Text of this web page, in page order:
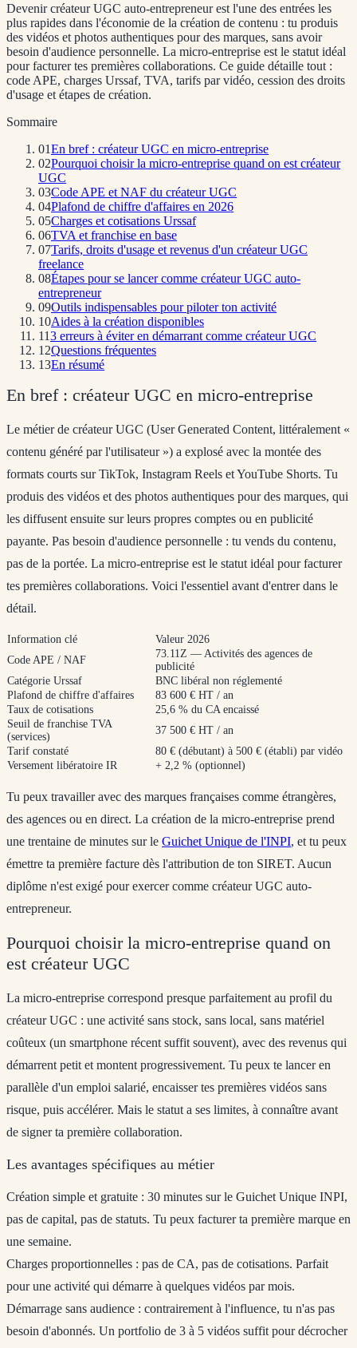
Devenir créateur UGC auto-entrepreneur est l'une des entrées les
plus rapides dans l'économie de la création de contenu : tu produis
des vidéos et photos authentiques pour des marques, sans avoir
besoin d'audience personnelle. La micro-entreprise est le statut idéal
pour facturer tes premières collaborations. Ce guide détaille tout :
code APE, charges Urssaf, TVA, tarifs par vidéo, cession des droits
d'usage et étapes de création.
Sommaire
01En bref : créateur UGC en micro-entreprise
02Pourquoi choisir la micro-entreprise quand on est créateur
UGC
03Code APE et NAF du créateur UGC
04Plafond de chiffre d'affaires en 2026
05Charges et cotisations Urssaf
06TVA et franchise en base
07Tarifs, droits d'usage et revenus d'un créateur UGC
freelance
08Étapes pour se lancer comme créateur UGC auto-
entrepreneur
09Outils indispensables pour piloter ton activité
10Aides à la création disponibles
113 erreurs à éviter en démarrant comme créateur UGC
12Questions fréquentes
13En résumé
En bref : créateur UGC en micro-entreprise
Le métier de créateur UGC (User Generated Content, littéralement «
contenu généré par l'utilisateur ») a explosé avec la montée des
formats courts sur TikTok, Instagram Reels et YouTube Shorts. Tu
produis des vidéos et des photos authentiques pour des marques, qui
les diffusent ensuite sur leurs propres comptes ou en publicité
payante. Pas besoin d'audience personnelle : tu vends du contenu,
pas de la portée. La micro-entreprise est le statut idéal pour facturer
tes premières collaborations. Voici l'essentiel avant d'entrer dans le
détail.
Information clé
Valeur 2026
Code APE / NAF
73.11Z — Activités des agences de
publicité
Catégorie Urssaf
BNC libéral non réglementé
Plafond de chiffre d'affaires
83 600 € HT / an
Taux de cotisations
25,6 % du CA encaissé
Seuil de franchise TVA
(services)
37 500 € HT / an
Tarif constaté
80 € (débutant) à 500 € (établi) par vidéo
Versement libératoire IR
+ 2,2 % (optionnel)
Tu peux travailler avec des marques françaises comme étrangères,
des agences ou en direct. La création de la micro-entreprise prend
une trentaine de minutes sur le Guichet Unique de l'INPI, et tu peux
émettre ta première facture dès l'attribution de ton SIRET. Aucun
diplôme n'est exigé pour exercer comme créateur UGC auto-
entrepreneur.
Pourquoi choisir la micro-entreprise quand on
est créateur UGC
La micro-entreprise correspond presque parfaitement au profil du
créateur UGC : une activité sans stock, sans local, sans matériel
coûteux (un smartphone récent suffit souvent), avec des revenus qui
démarrent petit et montent progressivement. Tu peux te lancer en
parallèle d'un emploi salarié, encaisser tes premières vidéos sans
risque, puis accélérer. Mais le statut a ses limites, à connaître avant
de signer ta première collaboration.
Les avantages spécifiques au métier
Création simple et gratuite : 30 minutes sur le Guichet Unique INPI,
pas de capital, pas de statuts. Tu peux facturer ta première marque en
une semaine.
Charges proportionnelles : pas de CA, pas de cotisations. Parfait
pour une activité qui démarre à quelques vidéos par mois.
Démarrage sans audience : contrairement à l'influence, tu n'as pas
besoin d'abonnés. Un portfolio de 3 à 5 vidéos suffit pour décrocher